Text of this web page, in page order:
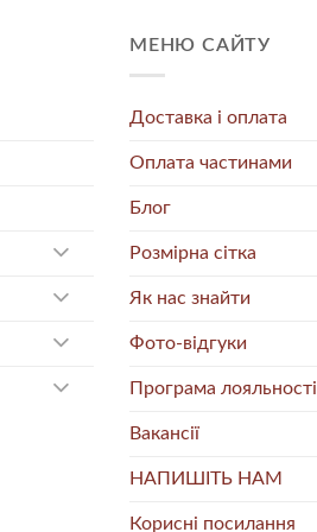
МЕНЮ САЙТУ
Доставка і оплата
Оплата частинами
Блог
Розмірна сітка
Як нас знайти
Фото-відгуки
Програма лояльності
Вакансії
НАПИШІТЬ НАМ
Корисні посилання